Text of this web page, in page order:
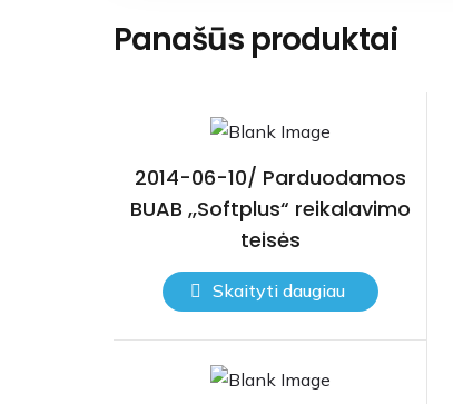
Panašūs produktai
2014-06-10/ Parduodamos
BUAB ,,Softplus“ reikalavimo
teisės
Skaityti daugiau